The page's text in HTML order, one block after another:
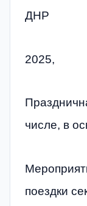
ДНР
2025,
числе, в
поездки